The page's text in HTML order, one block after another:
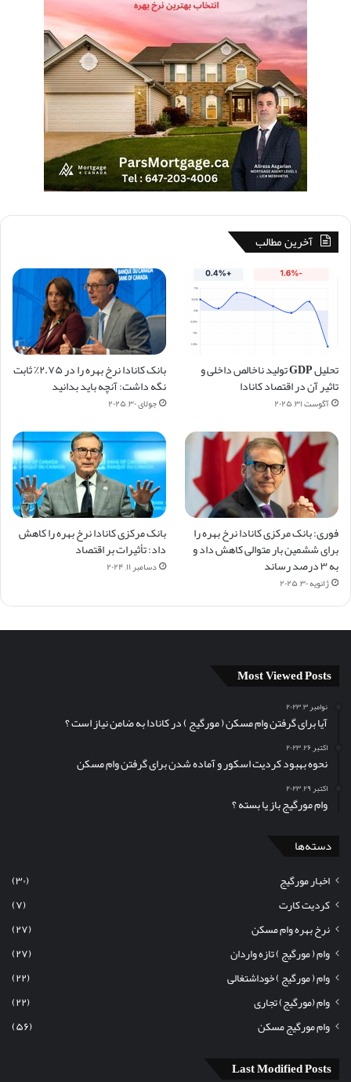
آخرین مطالب
تحلیل GDP تولید ناخالص داخلی و
تاثیر آن در اقتصاد کانادا
آگوست ۳۱, ۲۰۲۵
بانک کانادا نرخ بهره را در ۲.۷۵٪ ثابت
نگه داشت: آنچه باید بدانید
جولای ۳۰, ۲۰۲۵
فوری: بانک مرکزی کانادا نرخ بهره را
برای ششمین بار متوالی کاهش داد و
به ۳ درصد رساند
ژانویه ۳۰, ۲۰۲۵
بانک مرکزی کانادا نرخ بهره را کاهش
داد: تأثیرات بر اقتصاد
دسامبر ۱۱, ۲۰۲۴
Most Viewed Posts
نوامبر ۳, ۲۰۲۳
آیا برای گرفتن وام مسکن (‌ مورگیج ) در کانادا به ضامن نیاز است ؟
اکتبر ۲۶, ۲۰۲۳
نحوه بهبود کردیت اسکور و آماده شدن برای گرفتن وام مسکن
اکتبر ۲۹, ۲۰۲۳
وام مورگیج باز یا بسته ؟
دسته‌ها
اخبار مورگیج
(۳۰)
کردیت کارت
(۷)
نرخ بهره وام مسکن
(۲۷)
وام ( مورگیج ) تازه واردان
(۲۷)
وام ( مورگیج ) خوداشتغالی
(۲۲)
وام (مورگیج) تجاری
(۲۲)
وام مورگیج مسکن
(۵۶)
Last Modified Posts